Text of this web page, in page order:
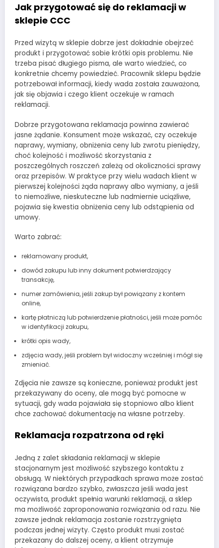
Jak przygotować się do reklamacji w
sklepie CCC
Przed wizytą w sklepie dobrze jest dokładnie obejrzeć
produkt i przygotować sobie krótki opis problemu. Nie
trzeba pisać długiego pisma, ale warto wiedzieć, co
konkretnie chcemy powiedzieć. Pracownik sklepu będzie
potrzebował informacji, kiedy wada została zauważona,
jak się objawia i czego klient oczekuje w ramach
reklamacji.
Dobrze przygotowana reklamacja powinna zawierać
jasne żądanie. Konsument może wskazać, czy oczekuje
naprawy, wymiany, obniżenia ceny lub zwrotu pieniędzy,
choć kolejność i możliwość skorzystania z
poszczególnych roszczeń zależą od okoliczności sprawy
oraz przepisów. W praktyce przy wielu wadach klient w
pierwszej kolejności żąda naprawy albo wymiany, a jeśli
to niemożliwe, nieskuteczne lub nadmiernie uciążliwe,
pojawia się kwestia obniżenia ceny lub odstąpienia od
umowy.
Warto zabrać:
reklamowany produkt,
dowód zakupu lub inny dokument potwierdzający
transakcję,
numer zamówienia, jeśli zakup był powiązany z kontem
online,
kartę płatniczą lub potwierdzenie płatności, jeśli może pomóc
w identyfikacji zakupu,
krótki opis wady,
zdjęcia wady, jeśli problem był widoczny wcześniej i mógł się
zmieniać.
Zdjęcia nie zawsze są konieczne, ponieważ produkt jest
przekazywany do oceny, ale mogą być pomocne w
sytuacji, gdy wada pojawiała się stopniowo albo klient
chce zachować dokumentację na własne potrzeby.
Reklamacja rozpatrzona od ręki
Jedną z zalet składania reklamacji w sklepie
stacjonarnym jest możliwość szybszego kontaktu z
obsługą. W niektórych przypadkach sprawa może zostać
rozwiązana bardzo szybko, zwłaszcza jeśli wada jest
oczywista, produkt spełnia warunki reklamacji, a sklep
ma możliwość zaproponowania rozwiązania od razu. Nie
zawsze jednak reklamacja zostanie rozstrzygnięta
podczas jednej wizyty. Często produkt musi zostać
przekazany do dalszej oceny, a klient otrzymuje